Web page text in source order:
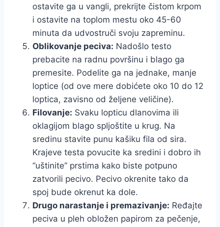
ostavite ga u vangli, prekrijte čistom krpom
i ostavite na toplom mestu oko 45-60
minuta da udvostruči svoju zapreminu.
Oblikovanje peciva: Nadošlo testo
prebacite na radnu površinu i blago ga
premesite. Podelite ga na jednake, manje
loptice (od ove mere dobićete oko 10 do 12
loptica, zavisno od željene veličine).
Filovanje: Svaku lopticu dlanovima ili
oklagijom blago spljoštite u krug. Na
sredinu stavite punu kašiku fila od sira.
Krajeve testa povucite ka sredini i dobro ih
“uštinite” prstima kako biste potpuno
zatvorili pecivo. Pecivo okrenite tako da
spoj bude okrenut ka dole.
Drugo narastanje i premazivanje: Ređajte
peciva u pleh obložen papirom za pečenje,